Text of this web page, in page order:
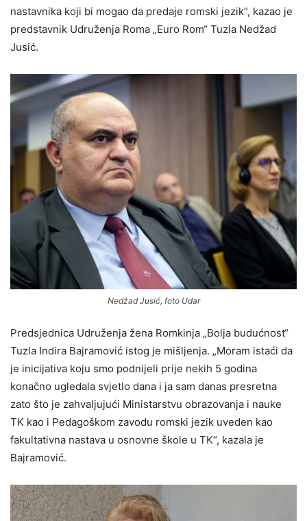
nastavnika koji bi mogao da predaje romski jezik“, kazao je
predstavnik Udruženja Roma „Euro Rom“ Tuzla Nedžad
Jusić.
Nedžad Jusić, foto Udar
Predsjednica Udruženja žena Romkinja „Bolja budućnost“
Tuzla Indira Bajramović istog je mišljenja. „Moram istaći da
je inicijativa koju smo podnijeli prije nekih 5 godina
konačno ugledala svjetlo dana i ja sam danas presretna
zato što je zahvaljujući Ministarstvu obrazovanja i nauke
TK kao i Pedagoškom zavodu romski jezik uveden kao
fakultativna nastava u osnovne škole u TK“, kazala je
Bajramović.